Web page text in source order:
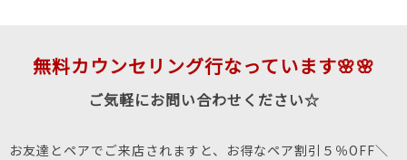
無料カウンセリング行なっています🌸🌸
ご気軽にお問い合わせください☆
お友達とペアでご来店されますと、お得なペア割引５％OFF＼